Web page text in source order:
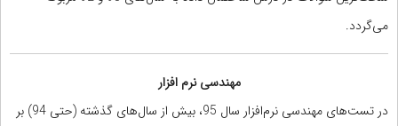
می‌گردد.
مهندسی نرم افزار
در تست‌های مهندسی نرم‌افزار سال 95، بیش از سال‌های گذشته (حتی 94) بر